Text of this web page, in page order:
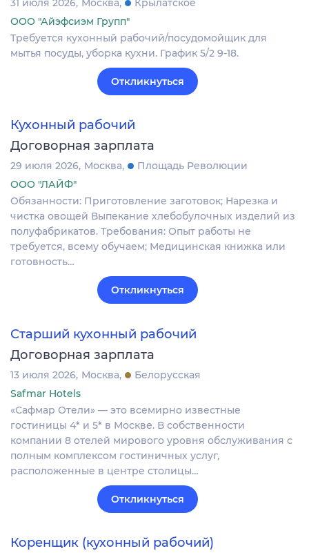
31 июля 2026 Москва
Крылатское
ООО "Айэфсиэм Групп"
Требуется кухонный рабочий/посудомойщик для
мытья посуды, уборка кухни. График 5/2 9-18.
Откликнуться
Кухонный рабочий
Договорная зарплата
29 июля 2026 Москва
Площадь Революции
ООО "ЛАЙФ"
Обязанности: Приготовление заготовок; Нарезка и
чистка овощей Выпекание хлебобулочных изделий из
полуфабрикатов. Требования: Опыт работы не
требуется, всему обучаем; Медицинская книжка или
готовность…
Откликнуться
Старший кухонный рабочий
Договорная зарплата
13 июля 2026 Москва
Белорусская
Safmar Hotels
«Сафмар Отели» — это всемирно известные
гостиницы 4* и 5* в Москве. В собственности
компании 8 отелей мирового уровня обслуживания с
полным комплексом гостиничных услуг,
расположенные в центре столицы…
Откликнуться
Коренщик (кухонный рабочий)